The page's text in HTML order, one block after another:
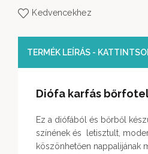
Kedvencekhez
TERMÉK LEÍRÁS -
Diófa karfás
Ez a diófából és bőrből
színének és letisztult,
köszönhetően nappalijának